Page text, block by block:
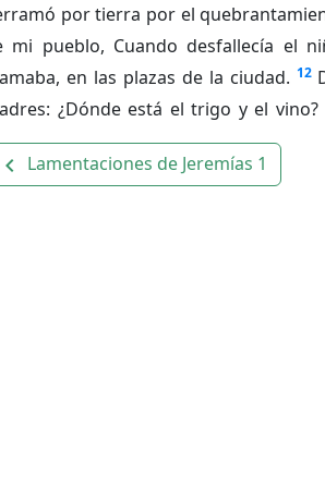
por tierra por el
mi pueblo, Cuando desfallecía el
en las plazas de la ciudad. 12
¿Dónde está el trigo y el vino?
navigate_before Lamentaciones de Jeremías 1